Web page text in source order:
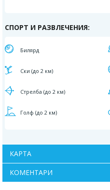
СПОРТ И РАЗВЛЕЧЕНИЯ:
Билярд
Ски (до 2 км)
Стрелба (до 2 км)
Голф (до 2 км)
КАРТА
КОМЕНТАРИ